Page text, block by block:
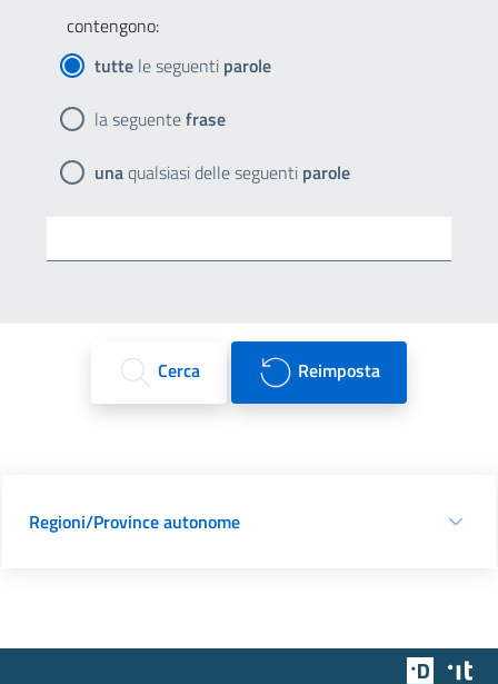
contengono:
tutte le seguenti parole
la seguentefrase
unaqualsiasi delle seguenti parole
Cerca Reimposta
Regioni/Province autonome
Team